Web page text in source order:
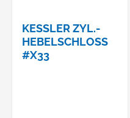
KESSLER ZYL.-
HEBELSCHLOSS
#X33